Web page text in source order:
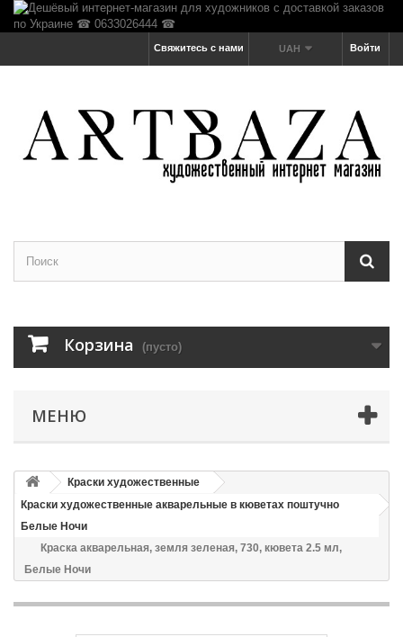
Войти
UAH
Свяжитесь с нами
Корзина (пусто)
МЕНЮ
Краски художественные
Краски художественные акварельные в кюветах поштучно
Белые Ночи
Краска акварельная, земля зеленая, 730, кювета 2.5 мл,
Белые Ночи